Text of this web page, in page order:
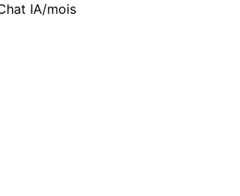
IA/mois